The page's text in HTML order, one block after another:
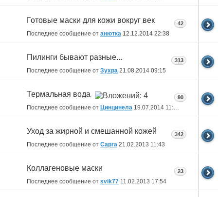
Готовые маски для кожи вокруг век
Последнее сообщение от анютка 12.12.2014 22:38
42
Пилинги бывают разные...
Последнее сообщение от Зухра 21.08.2014 09:15
313
Термальная вода
Последнее сообщение от Цинцинела 19.07.2014 11:52
90
Уход за жирной и смешанной кожей
Последнее сообщение от Capra 21.02.2013 11:43
342
Коллагеновые маски
Последнее сообщение от svik77 11.02.2013 17:54
23